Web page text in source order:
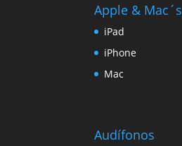
Apple & Mac´s
iPad
iPhone
Mac
Audífonos